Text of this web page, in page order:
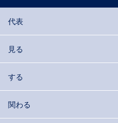
代表
見る
する
関わる